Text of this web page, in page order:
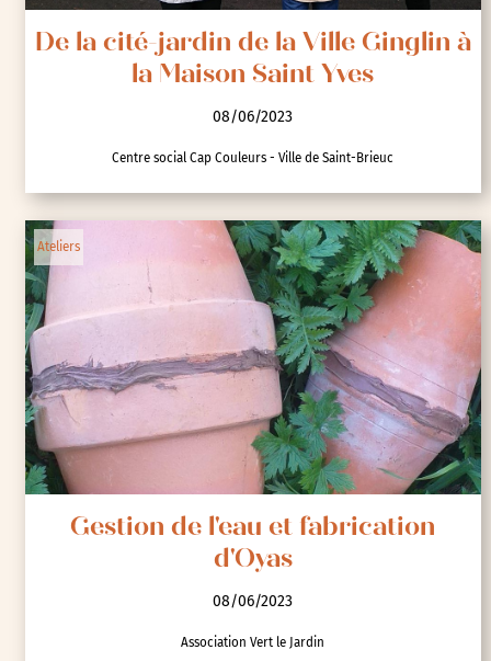
De la cité-jardin de la Ville Ginglin à
la Maison Saint Yves
08/06/2023
Centre social Cap Couleurs - Ville de Saint-Brieuc
Ateliers
Gestion de l'eau et fabrication
d'Oyas
08/06/2023
Association Vert le Jardin